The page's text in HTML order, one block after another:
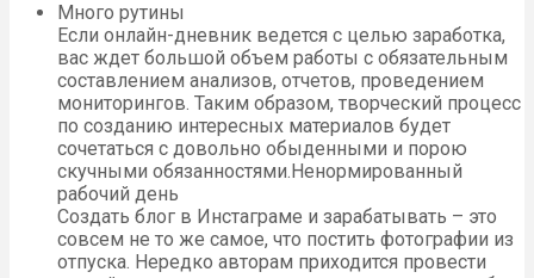
Много рутины
Если онлайн-дневник ведется с целью заработка,
вас ждет большой объем работы с обязательным
составлением анализов, отчетов, проведением
мониторингов. Таким образом, творческий процесс
по созданию интересных материалов будет
сочетаться с довольно обыденными и порою
скучными обязанностями.Ненормированный
рабочий день
Создать блог в Инстаграме и зарабатывать – это
совсем не то же самое, что постить фотографии из
отпуска. Нередко авторам приходится провести